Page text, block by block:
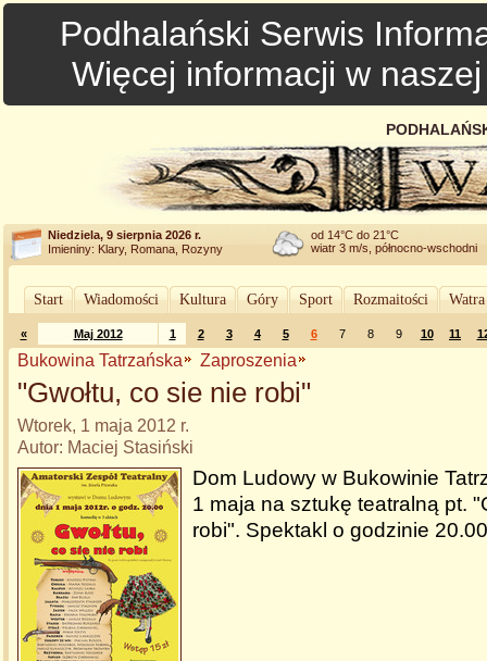
Podhalański Serwis
Więcej informacji w
Niedziela, 9 sierpnia 2026 r.
Imieniny: Klary, Romana, Rozyny
od 14°C do 21°C
wiatr 3 m/s, północno-wschodni
Start Wiadomości Kultura Góry Sport Rozmaitości
« Maj 2012 1 2 3 4 5 6 7 8 9 10 11
Bukowina Tatrzańska Zaproszenia
"Gwołtu, co sie nie robi"
Wtorek, 1 maja 2012 r.
Autor: Maciej Stasiński
Dom Ludowy w Bukowinie
1 maja na sztukę teatralną pt.
robi". Spektakl o godzinie